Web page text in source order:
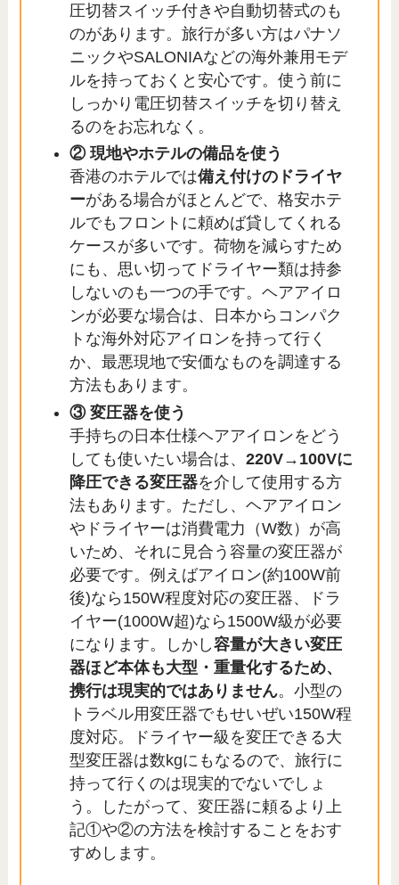
圧切替スイッチ付きや自動切替式のも
のがあります。旅行が多い方はパナソ
ニックやSALONIAなどの海外兼用モデ
ルを持っておくと安心です。使う前に
しっかり電圧切替スイッチを切り替え
るのをお忘れなく。
② 現地やホテルの備品を使う
香港のホテルでは備え付けのドライヤ
ーがある場合がほとんどで、格安ホテ
ルでもフロントに頼めば貸してくれる
ケースが多いです。荷物を減らすため
にも、思い切ってドライヤー類は持参
しないのも一つの手です。ヘアアイロ
ンが必要な場合は、日本からコンパク
トな海外対応アイロンを持って行く
か、最悪現地で安価なものを調達する
方法もあります。
③ 変圧器を使う
手持ちの日本仕様ヘアアイロンをどう
しても使いたい場合は、220V→100Vに
降圧できる変圧器を介して使用する方
法もあります。ただし、ヘアアイロン
やドライヤーは消費電力（W数）が高
いため、それに見合う容量の変圧器が
必要です。例えばアイロン(約100W前
後)なら150W程度対応の変圧器、ドラ
イヤー(1000W超)なら1500W級が必要
になります。しかし容量が大きい変圧
器ほど本体も大型・重量化するため、
携行は現実的ではありません。小型の
トラベル用変圧器でもせいぜい150W程
度対応。ドライヤー級を変圧できる大
型変圧器は数kgにもなるので、旅行に
持って行くのは現実的でないでしょ
う。したがって、変圧器に頼るより上
記①や②の方法を検討することをおす
すめします。